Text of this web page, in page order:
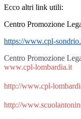
Ecco altri link utili:
Centro Promozione
https://www.cpl-
Centro Promozione
www.cpl-lombardia.it
http://www.cpl-
http://